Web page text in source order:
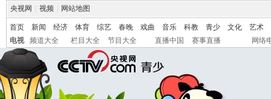
央视网 视频 网站地图
首页 新闻 经济 体育 综艺 春晚 戏曲 音乐 科教 青少 文化
艺术
电视
频道大全 栏目大全 节目大全 直播中国 赛事直播 网络